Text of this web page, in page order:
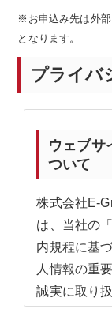
※お申込み先は外部
となります。
プライバ
ウェブサ
ついて
株式会社E-
は、当社の
内規程に基
人情報の重
誠実に取り